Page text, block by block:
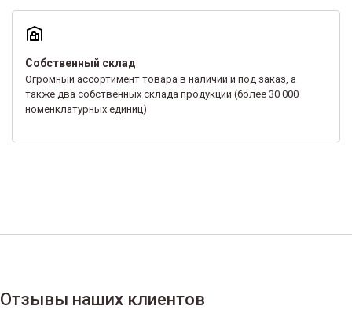
Собственный склад
Огромный ассортимент товара в наличии и под заказ, а
также два собственных склада продукции (более 30 000
номенклатурных единиц)
Отзывы наших клиентов